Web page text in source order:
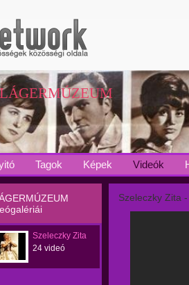
Tagok Képek Videók
Szeleczky Zita
24 videó
Szeleczky Zita